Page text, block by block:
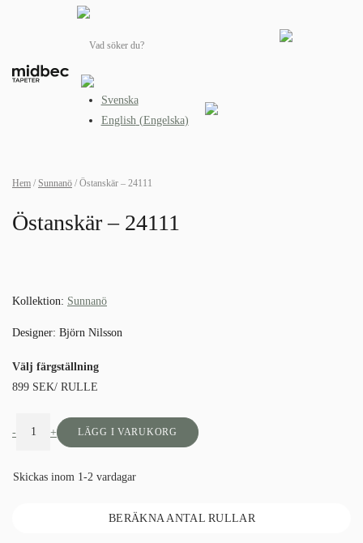
Svenska
English(Engelska)
Hem / Sunnanö / Östanskär – 24111
Östanskär – 24111
Kollektion: Sunnanö
Designer: Björn Nilsson
Välj färgställning
899 SEK/ RULLE
- + LÄGG I VARUKORG
Skickas inom 1-2 vardagar
BERÄKNA ANTAL RULLAR